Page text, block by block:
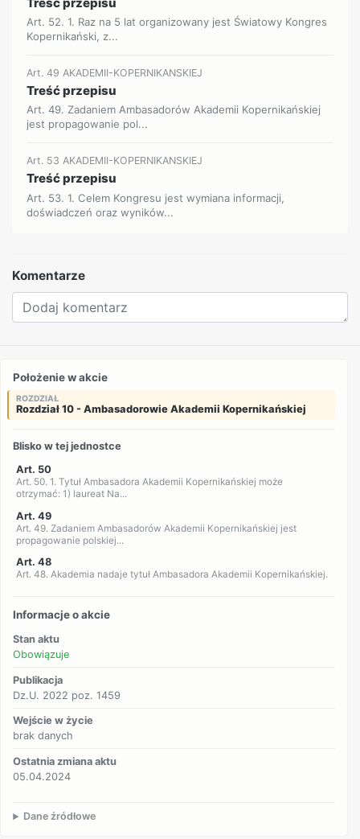
Art. 52. 1. Raz na 5 lat organizowany jest Światowy Kongres
Kopernikański, z...
Art. 49 AKADEMII-KOPERNIKANSKIEJ
Treść przepisu
Art. 49. Zadaniem Ambasadorów Akademii Kopernikańskiej
jest propagowanie pol...
Art. 53 AKADEMII-KOPERNIKANSKIEJ
Treść przepisu
Art. 53. 1. Celem Kongresu jest wymiana informacji,
doświadczeń oraz wyników...
Komentarze
Położenie w akcie
ROZDZIAŁ
Rozdział 10 - Ambasadorowie Akademii Kopernikańskiej
Blisko w tej jednostce
Art. 50
Art. 50. 1. Tytuł Ambasadora Akademii Kopernikańskiej może
otrzymać: 1) laureat Na...
Art. 49
Art. 49. Zadaniem Ambasadorów Akademii Kopernikańskiej jest
propagowanie polskiej...
Art. 48
Art. 48. Akademia nadaje tytuł Ambasadora Akademii Kopernikańskiej.
Informacje o akcie
Stan aktu
Obowiązuje
Publikacja
Dz.U. 2022 poz. 1459
Wejście w życie
brak danych
Ostatnia zmiana aktu
05.04.2024
Dane źródłowe